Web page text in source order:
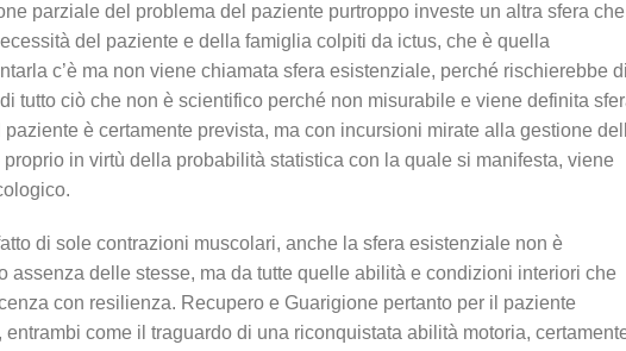
parziale del problema del paziente purtroppo investe un altra sfera che
del paziente e della famiglia colpiti da ictus, che è quella
c’è ma non viene chiamata sfera esistenziale, perché rischierebbe di
tutto ciò che non è scientifico perché non misurabile e viene definita
è certamente prevista, ma con incursioni mirate alla gestione
in virtù della probabilità statistica con la quale si manifesta, viene
di sole contrazioni muscolari, anche la sfera esistenziale non è
assenza delle stesse, ma da tutte quelle abilità e condizioni interiori che
con resilienza. Recupero e Guarigione pertanto per il paziente
come il traguardo di una riconquistata abilità motoria,